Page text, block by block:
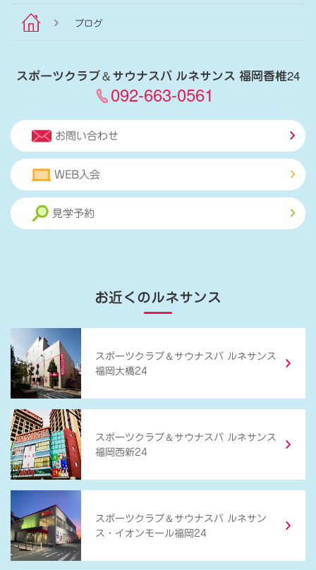
ブログ
スポーツクラブ＆サウナスパ ルネサンス 福岡香椎24
092-663-0561
お問い合わせ
WEB入会
見学予約
お近くのルネサンス
スポーツクラブ ＆ サウナスパ ルネサンス
福岡大橋24
スポーツクラブ ＆ サウナスパ ルネサンス
福岡西新24
スポーツクラブ ＆ サウナスパ ルネサン
ス・イオンモール福岡24